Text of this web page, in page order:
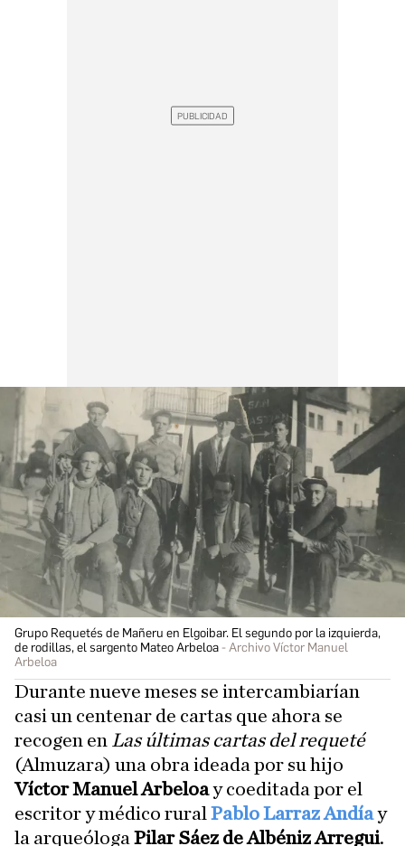
Grupo Requetés de Mañeru en Elgoibar. El segundo por la izquierda,
de rodillas, el sargento Mateo Arbeloa
Archivo Víctor Manuel
Arbeloa
Durante nueve meses se intercambiarían
casi un centenar de cartas que ahora se
recogen en Las últimas cartas del requeté
(Almuzara) una obra ideada por su hijo
Víctor ManuelArbeloay coeditada por el
escritor y médico rural Pablo Larraz Andíay
la arqueóloga Pilar Sáez de Albéniz Arregui.